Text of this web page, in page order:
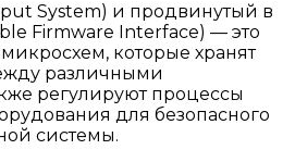
System) и продвинутый в
Firmware Interface) — это
которые хранят
различными
регулируют процессы
для безопасного
системы.